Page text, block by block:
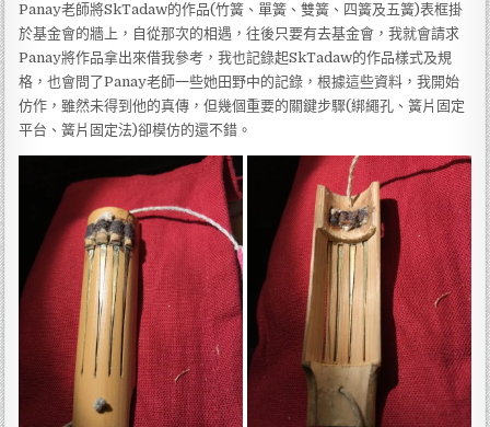
Panay老師將SkTadaw的作品(竹簧、單簧、雙簧、四簧及五簧)表框掛
於基金會的牆上，自從那次的相遇，往後只要有去基金會，我就會請求
Panay將作品拿出來借我參考，我也記錄起SkTadaw的作品樣式及規
格，也會問了Panay老師一些她田野中的記錄，根據這些資料，我開始
仿作，雖然未得到他的真傳，但幾個重要的關鍵步驟(綁繩孔、簧片固定
平台、簧片固定法)卻模仿的還不錯。